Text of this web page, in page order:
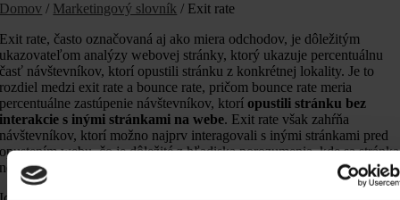
Domov / Marketingový slovník / Exit rate
Exit rate, často označovaná aj ako miera odchodov, je dôležitým
ukazovateľom analýzy webovej stránky, ktorý ukazuje percentuálnu
časť návštevníkov, ktorí opustili stránku z konkrétnej lokality. Je to
rozdiel medzi exit rate a bounce rate, pričom bounce rate meria
percentuálne zastúpenie návštevníkov, ktorí opustili stránku bez
interakcie s inými stránkami na webe. Exit rate však zahŕňa
návštevníkov, ktorí možno najprv interagovali s inými stránkami pred
opustením webu, čo je dôležité z hľadiska porozumenia, kde sa stránka
nepodarila udržať záujem návštevníkov.